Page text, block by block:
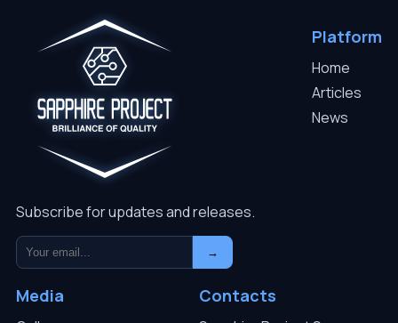
Subscribe for updates and releases.
→
Platform
Home
Articles
News
Media Contacts